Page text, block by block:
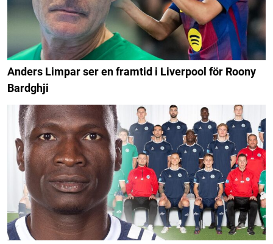
Anders Limpar ser en framtid i Liverpool för Roony
Bardghji